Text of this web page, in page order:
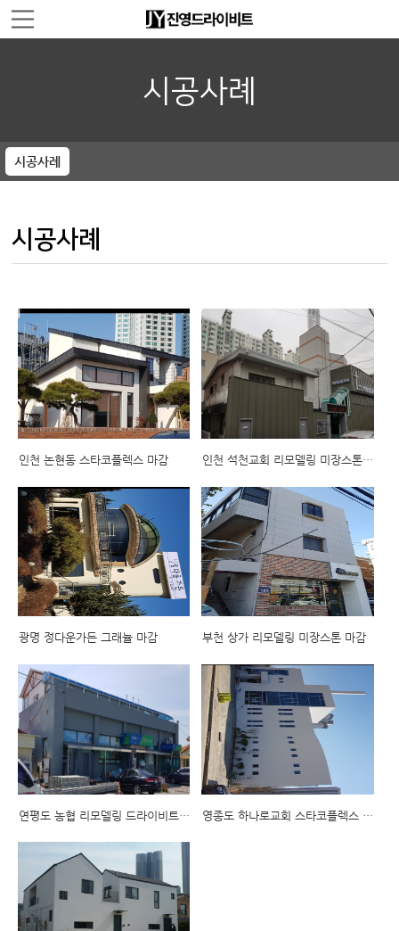
시공사례
시공사례
시공사례
인천 논현동 스타코플렉스 마감 인천 석천교회 리모델링 미장스톤 마감
광명 정다운가든 그래뉼 마감 부천 상가 리모델링 미장스톤 마감
연평도 농협 리모델링 드라이비트 마감 영종도 하나로교회 스타코플렉스 마감